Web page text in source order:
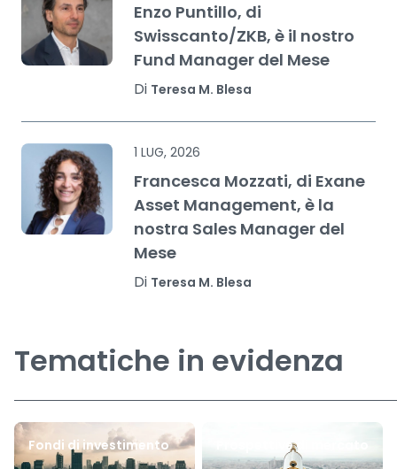
Enzo Puntillo, di
Swisscanto/ZKB, è il nostro
Fund Manager del Mese
Di Teresa M. Blesa
1 LUG, 2026
Francesca Mozzati, di Exane
Asset Management, è la
nostra Sales Manager del
Mese
Di Teresa M. Blesa
Tematiche in evidenza
Fondi di investimento Prospettive di mercato